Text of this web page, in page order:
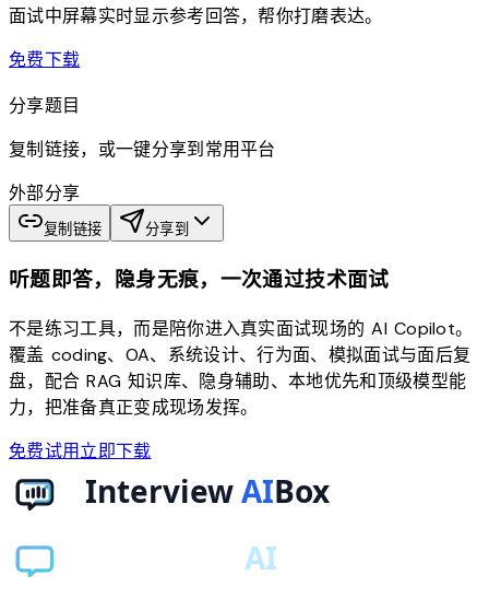
面试中屏幕实时显示参考回答，帮你打磨表达。
免费下载download
分享题目
复制链接，或一键分享到常用平台
外部分享
复制链接 分享到
听题即答，隐身无痕，一次通过技术面试
不是练习工具，而是陪你进入真实面试现场的 AI Copilot。
覆盖 coding、OA、系统设计、行为面、模拟面试与面后复
盘，配合 RAG 知识库、隐身辅助、本地优先和顶级模型能
力，把准备真正变成现场发挥。
免费试用立即下载